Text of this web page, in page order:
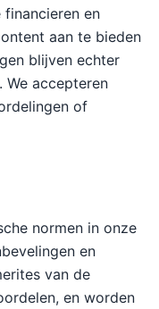
en
aan te bieden
blijven echter
accepteren
of
normen in onze
en
van de
en worden